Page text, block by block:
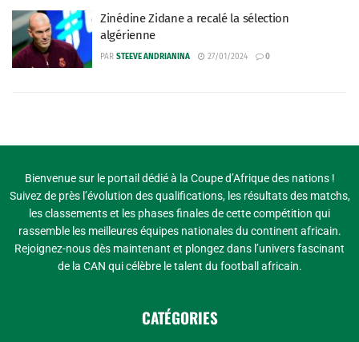
Zinédine Zidane a recalé la sélection
algérienne
PAR STEEVE ANDRIANINA 27/01/2024 0
Bienvenue sur le portail dédié à la Coupe d’Afrique des nations !
Suivez de près l’évolution des qualifications, les résultats des matchs,
les classements et les phases finales de cette compétition qui
rassemble les meilleures équipes nationales du continent africain.
Rejoignez-nous dès maintenant et plongez dans l’univers fascinant
de la CAN qui célèbre le talent du football africain.
CATÉGORIES